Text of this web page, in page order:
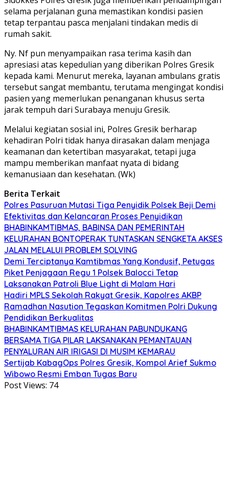
selama perjalanan guna memastikan kondisi pasien
tetap terpantau pasca menjalani tindakan medis di
rumah sakit.
Ny. Nf pun menyampaikan rasa terima kasih dan
apresiasi atas kepedulian yang diberikan Polres Gresik
kepada kami. Menurut mereka, layanan ambulans gratis
tersebut sangat membantu, terutama mengingat kondisi
pasien yang memerlukan penanganan khusus serta
jarak tempuh dari Surabaya menuju Gresik.
Melalui kegiatan sosial ini, Polres Gresik berharap
kehadiran Polri tidak hanya dirasakan dalam menjaga
keamanan dan ketertiban masyarakat, tetapi juga
mampu memberikan manfaat nyata di bidang
kemanusiaan dan kesehatan. (Wk)
Berita Terkait
Polres Pasuruan Mutasi Tiga Penyidik Polsek Beji Demi
Efektivitas dan Kelancaran Proses Penyidikan
BHABINKAMTIBMAS, BABINSA DAN PEMERINTAH
KELURAHAN BONTOPERAK TUNTASKAN SENGKETA AKSES
JALAN MELALUI PROBLEM SOLVING
Demi Terciptanya Kamtibmas Yang Kondusif, Petugas
Piket Penjagaan Regu 1 Polsek Balocci Tetap
Laksanakan Patroli Blue Light di Malam Hari
Hadiri MPLS Sekolah Rakyat Gresik, Kapolres AKBP
Ramadhan Nasution Tegaskan Komitmen Polri Dukung
Pendidikan Berkualitas
BHABINKAMTIBMAS KELURAHAN PABUNDUKANG
BERSAMA TIGA PILAR LAKSANAKAN PEMANTAUAN
PENYALURAN AIR IRIGASI DI MUSIM KEMARAU
Sertijab KabagOps Polres Gresik, Kompol Arief Sukmo
Wibowo Resmi Emban Tugas Baru
Post Views: 74